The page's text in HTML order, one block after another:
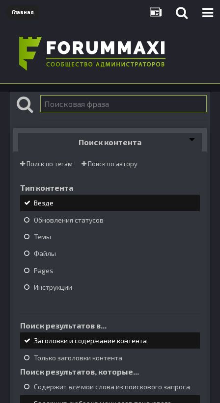
Главная
Поиск контента
Поиск по тегам Поиск по автору
Тип контента
Везде
Обновления статусов
Темы
Файлы
Pages
Инструкции
Поиск результатов в...
Заголовки и содержание контента
Только заголовки контента
Поиск результатов, которые...
Содержит всемои слова из поискового запроса